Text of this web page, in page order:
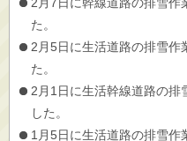
た。
2月5日に生活道路の排雪作
た。
2月1日に生活幹線道路の排
した。
1月5日に生活道路の排雪作